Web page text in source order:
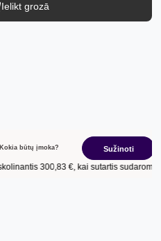
Ielikt grozā